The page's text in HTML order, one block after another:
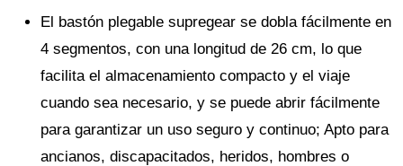
El bastón plegable supregear se dobla fácilmente en
4 segmentos, con una longitud de 26 cm, lo que
facilita el almacenamiento compacto y el viaje
cuando sea necesario, y se puede abrir fácilmente
para garantizar un uso seguro y continuo; Apto para
ancianos, discapacitados, heridos, hombres o